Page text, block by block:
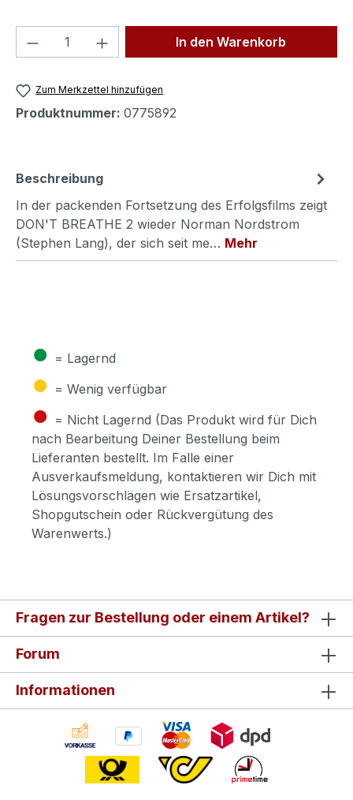
Produkt Anzahl: Gib denIn den Warenkorb
Zum Merkzettel hinzufügen
Produktnummer: 0775892
Beschreibung
In der packenden Fortsetzung des Erfolgsfilms zeigt
DON'T BREATHE 2 wieder Norman Nordstrom
(Stephen Lang), der sich seit me… Mehr
● = Lagernd
● = Wenig verfügbar
● = Nicht Lagernd (Das Produkt wird für Dich
nach Bearbeitung Deiner Bestellung beim
Lieferanten bestellt. Im Falle einer
Ausverkaufsmeldung, kontaktieren wir Dich mit
Lösungsvorschlägen wie Ersatzartikel,
Shopgutschein oder Rückvergütung des
Warenwerts.)
Fragen zur Bestellung oder einem Artikel?
Forum
Informationen